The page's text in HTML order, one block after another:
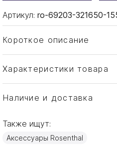
Артикул: ro-69203-321650-
Короткое описание
Характеристики товара
Тип товара
Бренд
Страна производителя
Материал
Наличие и доставка
Также ищут:
Аксессуары Rosenthal